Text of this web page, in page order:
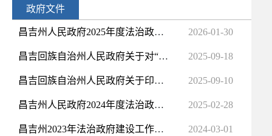
政府文件
昌吉州人民政府2025年度法治政府建设情况报告 2026-01-30
昌吉回族自治州人民政府关于对“低慢小”航空器和空飘物管控的通告 2025-09-18
昌吉回族自治州人民政府关于印发《昌吉州“无废城市”建设实施方案》的通知 2025-09-10
昌吉州人民政府2024年度法治政府建设情况报告 2025-02-28
昌吉州2023年法治政府建设工作情况报告 2024-03-01